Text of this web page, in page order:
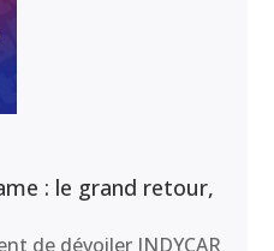
: le grand retour,
de dévoiler INDYCAR